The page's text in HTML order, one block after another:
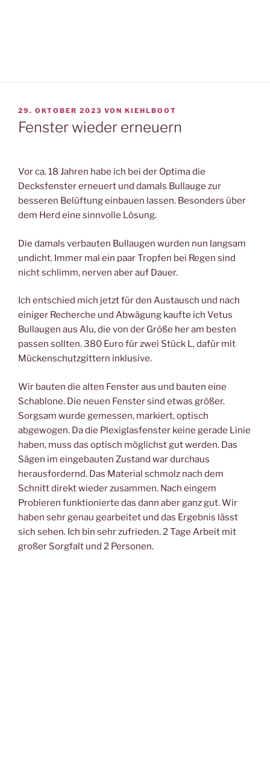
VERÖFFENTLICHT
AM
29. OKTOBER 2023 VON KIEHLBOOT
Fenster wieder erneuern
Vor ca. 18 Jahren habe ich bei der Optima die
Decksfenster erneuert und damals Bullauge zur
besseren Belüftung einbauen lassen. Besonders über
dem Herd eine sinnvolle Lösung.
Die damals verbauten Bullaugen wurden nun langsam
undicht. Immer mal ein paar Tropfen bei Regen sind
nicht schlimm, nerven aber auf Dauer.
Ich entschied mich jetzt für den Austausch und nach
einiger Recherche und Abwägung kaufte ich Vetus
Bullaugen aus Alu, die von der Größe her am besten
passen sollten. 380 Euro für zwei Stück L, dafür mit
Mückenschutzgittern inklusive.
Wir bauten die alten Fenster aus und bauten eine
Schablone. Die neuen Fenster sind etwas größer.
Sorgsam wurde gemessen, markiert, optisch
abgewogen. Da die Plexiglasfenster keine gerade Linie
haben, muss das optisch möglichst gut werden. Das
Sägen im eingebauten Zustand war durchaus
herausfordernd. Das Material schmolz nach dem
Schnitt direkt wieder zusammen. Nach eingem
Probieren funktionierte das dann aber ganz gut. Wir
haben sehr genau gearbeitet und das Ergebnis lässt
sich sehen. Ich bin sehr zufrieden. 2 Tage Arbeit mit
großer Sorgfalt und 2 Personen.